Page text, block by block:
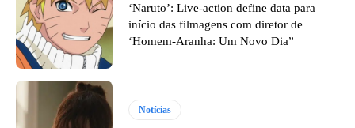
‘Naruto’: Live-action define data para
início das filmagens com diretor de
‘Homem-Aranha: Um Novo Dia”
Notícias